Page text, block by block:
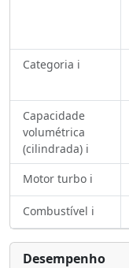
Categoria ℹ️
Capacidade
volumétrica
(cilindrada) ℹ️
Motor turbo ℹ️
Combustível ℹ️
Desempenho